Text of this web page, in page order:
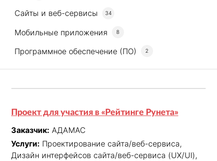
Сайты и веб-сервисы 34
Мобильные приложения 8
Программное обеспечение (ПО) 2
Проект для участия в «Рейтинге Рунета»
Заказчик: АДАМАС
Услуги: Проектирование сайта/веб-сервиса,
Дизайн интерфейсов сайта/веб-сервиса (UX/UI),